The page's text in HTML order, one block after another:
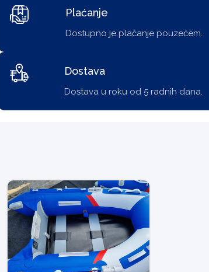
Plaćanje
Dostupno je plaćanje pouzećem.
Dostava
Dostava u roku od 5 radnih dana.